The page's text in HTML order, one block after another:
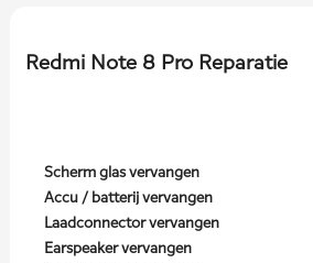
Redmi Note 8 Pro Reparatie
Scherm glas vervangen
Accu / batterij vervangen
Laadconnector vervangen
Earspeaker vervangen